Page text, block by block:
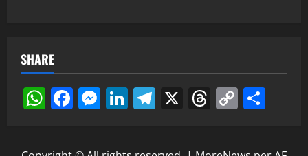
SHARE
WhatsApp
Facebook
Messenger
LinkedIn
Telegram
X Threads
Copy